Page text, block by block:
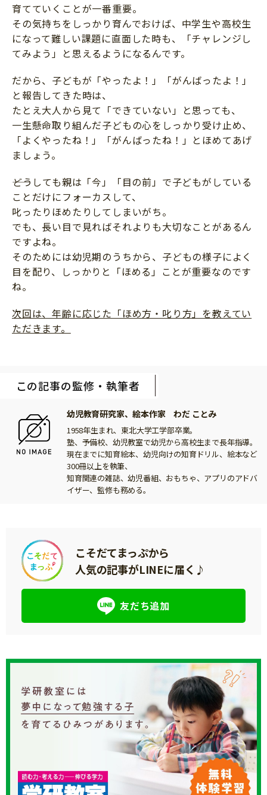
育てていくことが一番重要。
その気持ちをしっかり育んでおけば、中学生や高校生
になって難しい課題に直面した時も、「チャレンジし
てみよう」と思えるようになるんです。
だから、子どもが「やったよ！」「がんばったよ！」
と報告してきた時は、
たとえ大人から見て「できていない」と思っても、
一生懸命取り組んだ子どもの心をしっかり受け止め、
「よくやったね！」「がんばったね！」とほめてあげ
ましょう。
――どうしても親は「今」「目の前」で子どもがしている
ことだけにフォーカスして、
叱ったりほめたりしてしまいがち。
でも、長い目で見ればそれよりも大切なことがあるん
ですよね。
そのためには幼児期のうちから、子どもの様子によく
目を配り、しっかりと「ほめる」ことが重要なのです
ね。
次回は、年齢に応じた「ほめ方・叱り方」を教えてい
ただきます。
この記事の監修・執筆者
幼児教育研究家、絵本作家 わだ ことみ
1958年生まれ、東北大学工学部卒業。
塾、予備校、幼児教室で幼児から高校生まで長年指導。
現在までに知育絵本、幼児向けの知育ドリル、絵本など
300冊以上を執筆、
知育関連の雑誌、幼児番組、おもちゃ、アプリのアドバ
イザー、監修も務める。
こそだてまっぷから
人気の記事がLINEに届く♪
友だち追加